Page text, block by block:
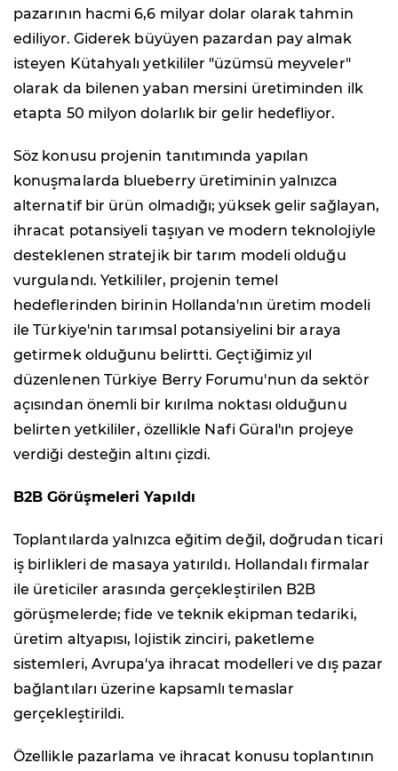
pazarının hacmi 6,6 milyar dolar olarak tahmin
ediliyor. Giderek büyüyen pazardan pay almak
isteyen Kütahyalı yetkililer "üzümsü meyveler"
olarak da bilenen yaban mersini üretiminden ilk
etapta 50 milyon dolarlık bir gelir hedefliyor.
Söz konusu projenin tanıtımında yapılan
konuşmalarda blueberry üretiminin yalnızca
alternatif bir ürün olmadığı; yüksek gelir sağlayan,
ihracat potansiyeli taşıyan ve modern teknolojiyle
desteklenen stratejik bir tarım modeli olduğu
vurgulandı. Yetkililer, projenin temel
hedeflerinden birinin Hollanda'nın üretim modeli
ile Türkiye'nin tarımsal potansiyelini bir araya
getirmek olduğunu belirtti. Geçtiğimiz yıl
düzenlenen Türkiye Berry Forumu'nun da sektör
açısından önemli bir kırılma noktası olduğunu
belirten yetkililer, özellikle Nafi Güral'ın projeye
verdiği desteğin altını çizdi.
B2B Görüşmeleri Yapıldı
Toplantılarda yalnızca eğitim değil, doğrudan ticari
iş birlikleri de masaya yatırıldı. Hollandalı firmalar
ile üreticiler arasında gerçekleştirilen B2B
görüşmelerde; fide ve teknik ekipman tedariki,
üretim altyapısı, lojistik zinciri, paketleme
sistemleri, Avrupa'ya ihracat modelleri ve dış pazar
bağlantıları üzerine kapsamlı temaslar
gerçekleştirildi.
Özellikle pazarlama ve ihracat konusu toplantının